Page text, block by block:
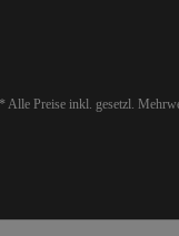
* Alle Preise inkl. gesetzl.